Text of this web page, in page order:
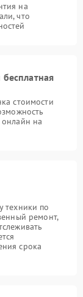
на
что
стоимости
на
техники по
ремонт,
срока